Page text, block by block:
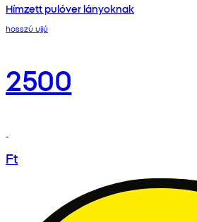
Hímzett pulóver lányoknak
hosszú ujjú
2500
Ft